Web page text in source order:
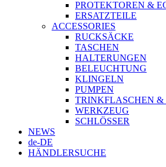
PROTEKTOREN &
ERSATZTEILE
ACCESSORIES
RUCKSÄCKE
TASCHEN
HALTERUNGEN
BELEUCHTUNG
KLINGELN
PUMPEN
TRINKFLASCHEN &
WERKZEUG
SCHLÖSSER
NEWS
de-DE
HÄNDLERSUCHE